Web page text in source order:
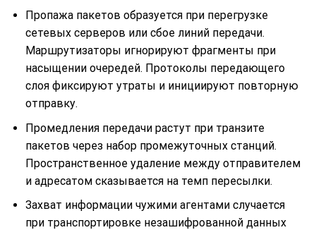
Пропажа пакетов образуется при перегрузке
сетевых серверов или сбое линий передачи.
Маршрутизаторы игнорируют фрагменты при
насыщении очередей. Протоколы передающего
слоя фиксируют утраты и инициируют повторную
отправку.
Промедления передачи растут при транзите
пакетов через набор промежуточных станций.
Пространственное удаление между отправителем
и адресатом сказывается на темп пересылки.
Захват информации чужими агентами случается
при транспортировке незашифрованной данных